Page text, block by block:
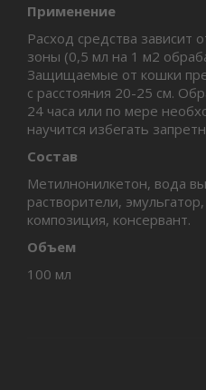
Применение
Расход средства зависит
зоны (0,5 мл на 1 м2
Защищаемые от кошки
с расстояния 20-25 см.
24 часа или по мере
научится избегать
Состав
Метилнонилкетон, вода
растворители,
композиция, консервант.
Объем
100 мл